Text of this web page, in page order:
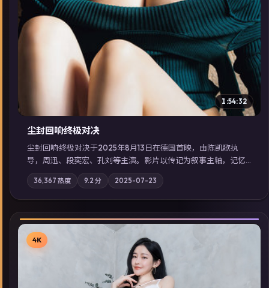
1:54:32
尘封回响·终极对决
尘封回响·终极对决于2025年8月13日在德国首映，由陈凯歌执
导，周迅、段奕宏、孔刘等主演。影片以传记为叙事主轴，记忆
碎片重组后，主角发现自己从未活过“真实”的一天；摄影与配乐
强化地域气质；站内亦可通过「国产免费观看高清电视剧在线
看」延展检索同类型高分佳作，畅享高清在线追剧体验。
36,367 热度 9.2 分 2025-07-23
4K